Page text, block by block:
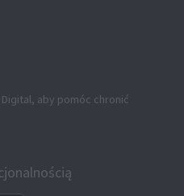
aby pomóc chronić